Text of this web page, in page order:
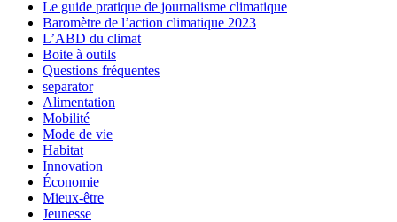
Le guide pratique de journalisme climatique
Baromètre de l’action climatique 2023
L’ABD du climat
Boite à outils
Questions fréquentes
separator
Alimentation
Mobilité
Mode de vie
Habitat
Innovation
Économie
Mieux-être
Jeunesse